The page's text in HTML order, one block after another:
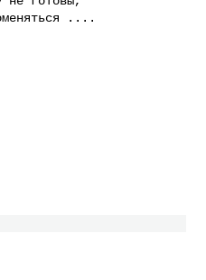
....